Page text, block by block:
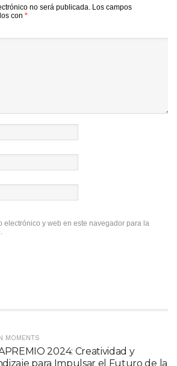
no será publicada. Los campos
con *
electrónico y web en este navegador para la
MOMENTS
2024: Creatividad y
para Impulsar el Futuro de la